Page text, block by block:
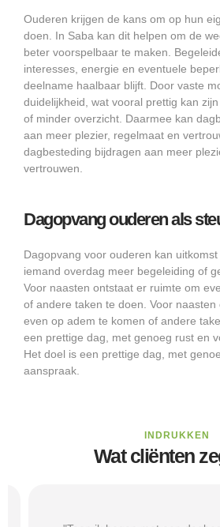
Ouderen krijgen de kans om op hun
doen. In Saba kan dit helpen om de
beter voorspelbaar te maken.
interesses, energie en eventuele
deelname haalbaar blijft. Door vaste
duidelijkheid, wat vooral prettig kan
of minder overzicht. Daarmee kan
aan meer plezier, regelmaat en
dagbesteding bijdragen aan meer
vertrouwen.
Dagopvang ouderen als
Dagopvang voor ouderen kan
iemand overdag meer begeleiding of
Voor naasten ontstaat er ruimte om
of andere taken te doen. Voor
even op adem te komen of andere
een prettige dag, met genoeg rust en
Het doel is een prettige dag, met
aanspraak.
INDRUKKEN
Wat cliënten